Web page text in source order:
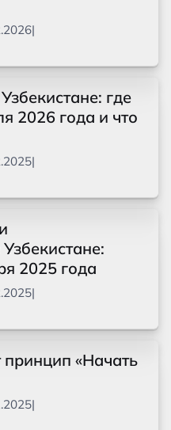
|
где
2026 года и что
|
2025 года
|
принцип «Начать
|